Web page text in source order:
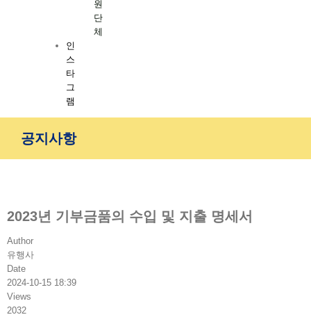
원
단
체
인
스
타
그
램
공지사항
2023년 기부금품의 수입 및 지출 명세서
Author
유행사
Date
2024-10-15 18:39
Views
2032